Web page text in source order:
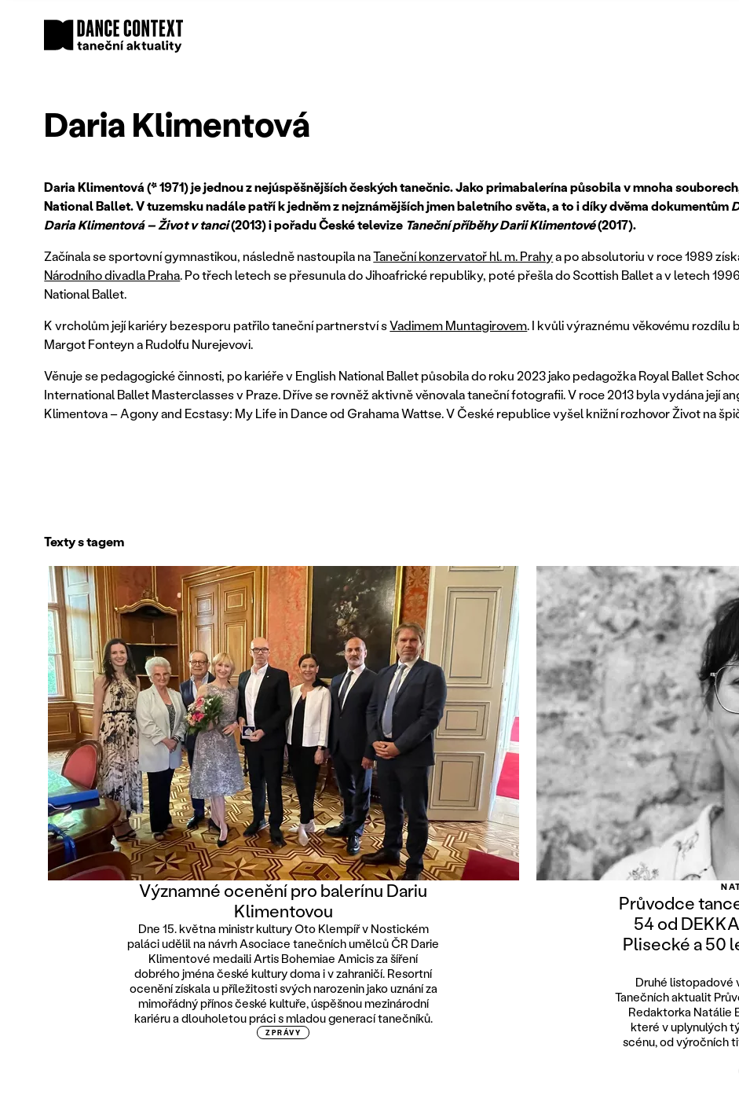
Daria Klimentová
Daria Klimentová (* 1971) je jednou z nejúspěšnějších českých tanečnic. Jako primabalerína působila v mnoha
National Ballet. V tuzemsku nadále patří k jedněm z nejznámějších jmen baletního světa, a to i díky dvěma dokumentům
Daria Klimentová – Život v tanci(2013) i pořadu České televize Taneční příběhy Darii Klimentové(2017).
Začínala se sportovní gymnastikou, následně nastoupila naTaneční konzervatoř hl. m. Prahya po absolutoriu v roce 1989
Národního divadla Praha. Po třech letech se přesunula do Jihoafrické republiky, poté přešla do Scottish Ballet a v letech
National Ballet.
K vrcholům její kariéry bezesporu patřilo taneční partnerství sVadimem Muntagirovem. I kvůli výraznému věkovému rozdílu
Margot Fonteyn a Rudolfu Nurejevovi.
Věnuje se pedagogické činnosti, po kariéře v English National Ballet působila do roku 2023 jako pedagožka Royal Ballet
International Ballet Masterclasses v Praze. Dříve se rovněž aktivně věnovala taneční fotografii. V roce 2013 byla vydána její
Klimentova – Agony and Ecstasy: My Life in Dance od Grahama Wattse. V České republice vyšel knižní rozhovor Život na
Texty s tagem
Významné ocenění pro balerínu Dariu
Klimentovou
Dne 15. května ministr kultury Oto Klempíř v Nostickém
paláci udělil na návrh Asociace tanečních umělců ČR Darie
Klimentové medaili Artis Bohemiae Amicis za šíření
dobrého jména české kultury doma i v zahraničí. Resortní
ocenění získala u příležitosti svých narozenin jako uznání za
mimořádný přínos české kultuře, úspěšnou mezinárodní
kariéru a dlouholetou práci s mladou generací tanečníků.
ZPRÁVY
Průvodce
54 od
Plisecké a 50
Druhé listopadové
Tanečních aktualit
Redaktorka Natálie
které v uplynulých
scénu, od výročních